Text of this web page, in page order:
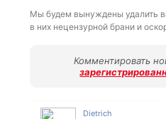
Мы будем вынуждены удалить
в них нецензурной брани и
Комментировать
Dietrich